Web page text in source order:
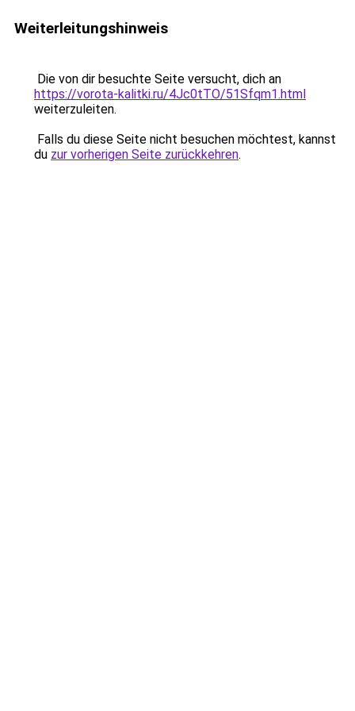
Weiterleitungshinweis
Die von dir besuchte Seite versucht, dich an
https://vorota-kalitki.ru/4Jc0tTO/51Sfqm1.html
weiterzuleiten.
Falls du diese Seite nicht besuchen möchtest, kannst
du zur vorherigen Seite zurückkehren.